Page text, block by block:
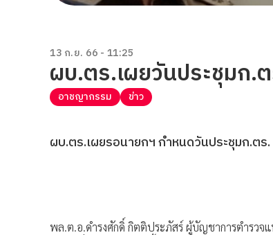
13 ก.ย. 66 - 11:25
ผบ.ตร.เผยวันประชุมก.
อาชญากรรม ข่าว
ผบ.ตร.เผยรอนายกฯ กำหนดวันประชุมก.ต
พล.ต.อ.ดำรงศักดิ์ กิตติประภัสร์ ผู้บัญชาการตำรวจ